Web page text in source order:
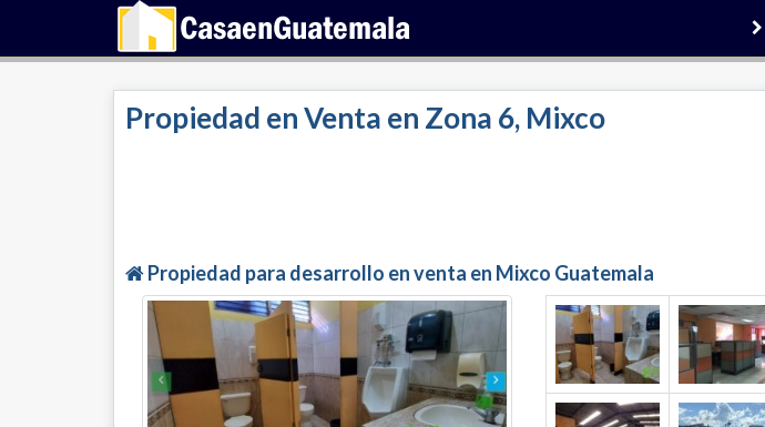
Propiedad en Venta en Zona 6, Mixco
Propiedad para desarrollo en venta en Mixco Guatemala